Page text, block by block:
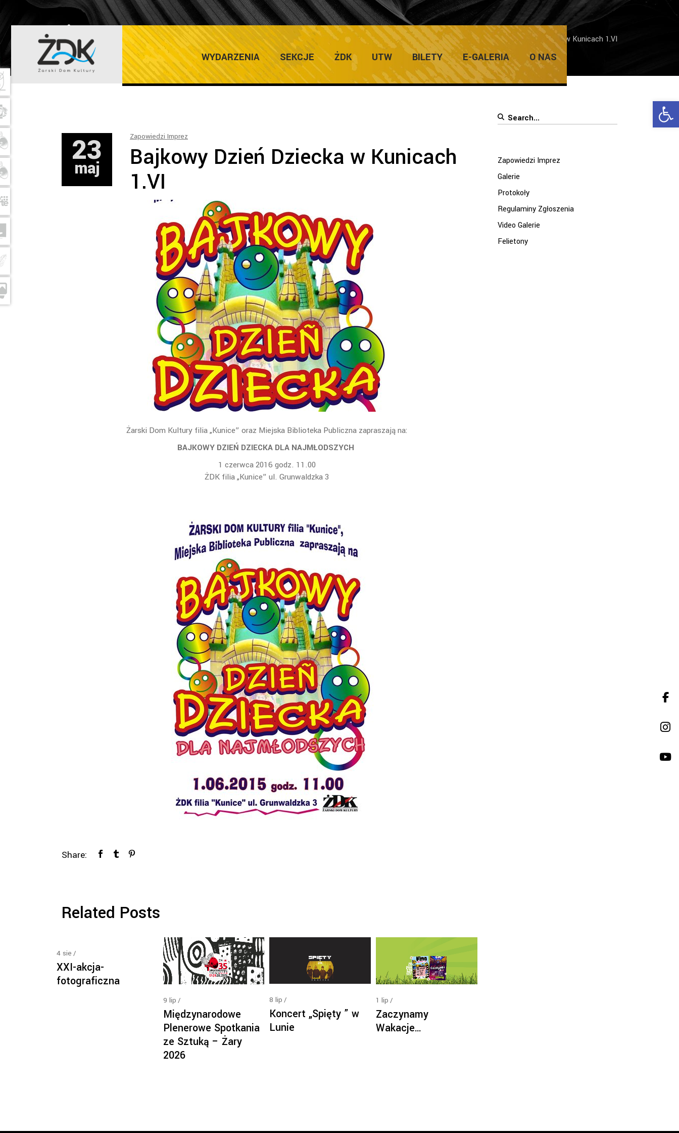
WYDARZENIA SEKCJE ŻDK UTW BILETY E-GALERIA O NAS
ŻARSKI DOM KULTURY Home/Zapowiedzi Imprez/Bajkowy Dzień Dziecka w Kunicach 1.VI
23
maj
Zapowiedzi Imprez
Bajkowy Dzień Dziecka w Kunicach
1.VI
Żarski Dom Kultury filia „Kunice” oraz Miejska Biblioteka Publiczna zapraszają na:
BAJKOWY DZIEŃ DZIECKA DLA NAJMŁODSZYCH
1 czerwca 2016 godz. 11.00
ŻDK filia „Kunice” ul. Grunwaldzka 3
Share:
Related Posts
4 sie
XXI-akcja-
fotograficzna
9 lip
Międzynarodowe
Plenerowe Spotkania
ze Sztuką – Żary
2026
8 lip
Koncert „Spięty ” w
Lunie
1 lip
Zaczynamy
Wakacje…
Search
Zapowiedzi Imprez
Galerie
Protokoły
Regulaminy Zgłoszenia
Video Galerie
Felietony